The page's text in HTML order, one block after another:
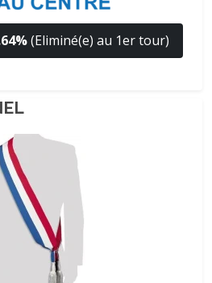
(Eliminé(e) au 1er tour)